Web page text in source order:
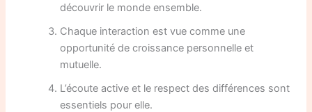
découvrir le monde ensemble.
Chaque interaction est vue comme une
opportunité de croissance personnelle et
mutuelle.
L’écoute active et le respect des différences sont
essentiels pour elle.